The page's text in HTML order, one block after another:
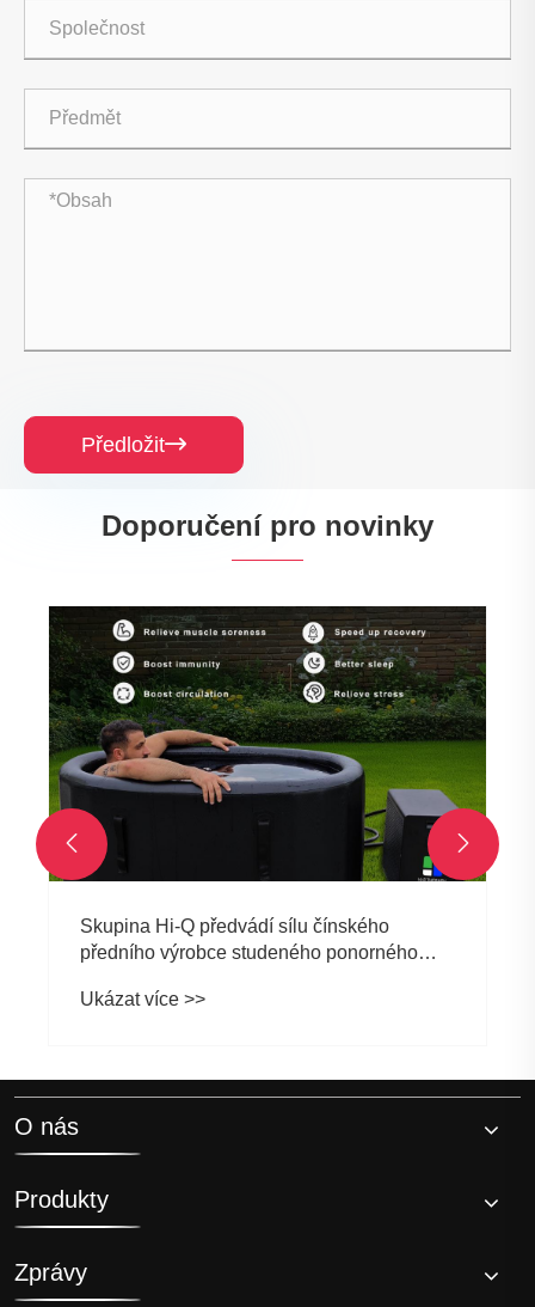
Předložit
Doporučení pro novinky
Skupina Hi-Q předvádí sílu čínského
předního výrobce studeného ponorného
Ukázat více >>
 
O nás
Produkty
Zprávy